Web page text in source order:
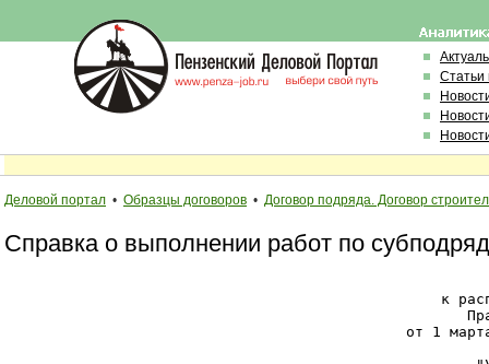
Статьи
Деловой портал • Образцы договоров • Договор подряда. Договор
Справка о выполнении работ по
к